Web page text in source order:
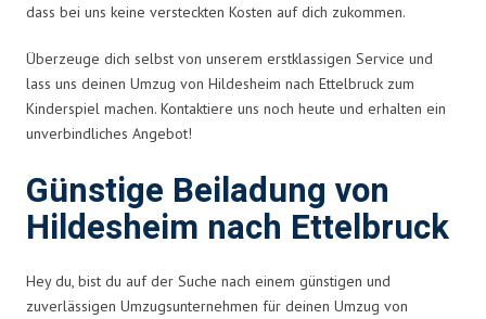
dass bei uns keine versteckten Kosten auf dich zukommen.
Überzeuge dich selbst von unserem erstklassigen Service und
lass uns deinen Umzug von Hildesheim nach Ettelbruck zum
Kinderspiel machen. Kontaktiere uns noch heute und erhalten ein
unverbindliches Angebot!
Günstige Beiladung von
Hildesheim nach Ettelbruck
Hey du, bist du auf der Suche nach einem günstigen und
zuverlässigen Umzugsunternehmen für deinen Umzug von